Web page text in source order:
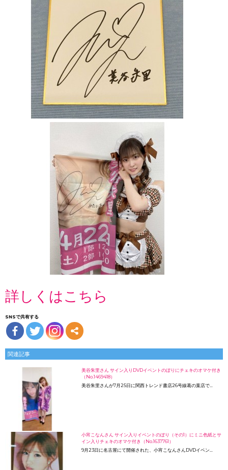
詳しくはこちら
SNSで共有する
関連記事
美谷朱里さん サイン入りDVDイベントのぼりにチェキのオマケ付き
（No.1469418）
美谷朱里さんが7月25日に関西トレンド書店26号線葛の葉店で…
小宵こなんさん サイン入りイベントのぼり（その1）にミニ色紙とサ
イン入りチェキのオマケ付き（No.1637761）
9月23日に名古屋にて開催された、小宵こなんさんDVDイベン…